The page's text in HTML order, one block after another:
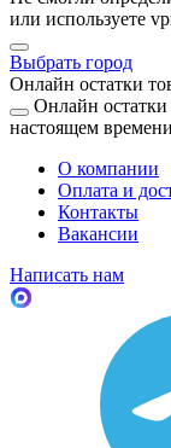
или используете
Выбрать город
Онлайн остатки
Онлайн остатки
настоящем времени
О компании
Оплата и
Контакты
Вакансии
Написать нам